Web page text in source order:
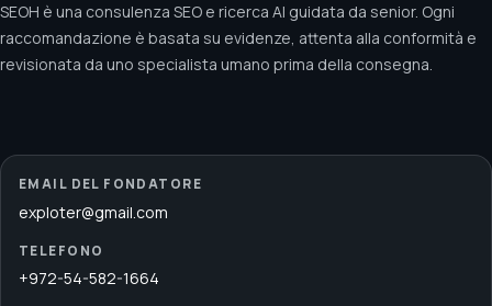
SEOH è una consulenza SEO e ricerca AI guidata da senior. Ogni
raccomandazione è basata su evidenze, attenta alla conformità e
revisionata da uno specialista umano prima della consegna.
EMAIL DEL FONDATORE
exploter@gmail.com
TELEFONO
+972-54-582-1664